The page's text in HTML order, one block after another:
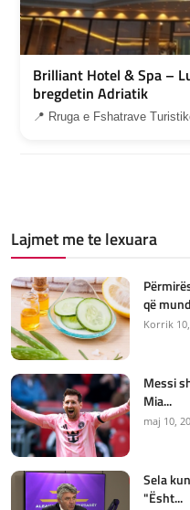
Brilliant Hotel & Spa –
bregdetin Adriatik
📍 Rruga e Fshatrave
Lajmet me te lexuara
që
Korrik
Messi
Mia...
maj 10,
Sela
"Ësht...